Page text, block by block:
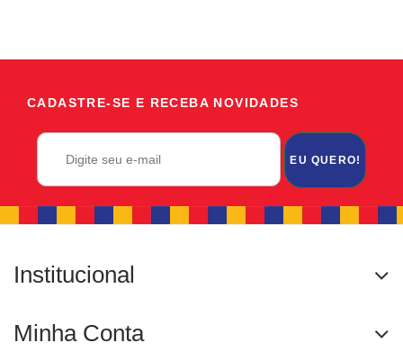
CADASTRE-SE E RECEBA NOVIDADES
EU QUERO!
Institucional
Minha Conta